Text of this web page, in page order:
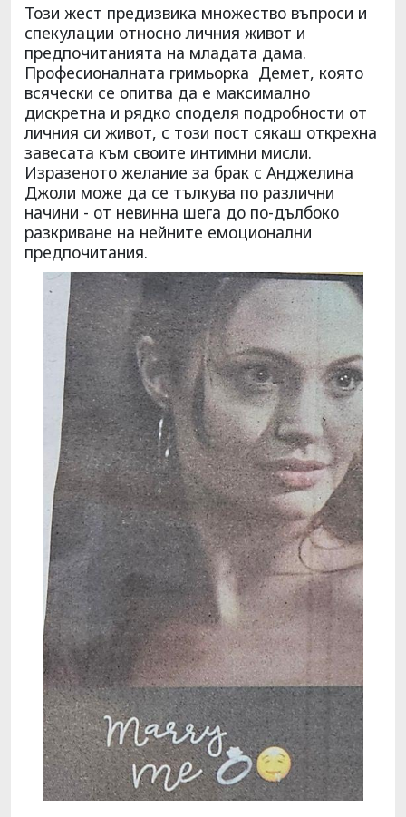
Този жест предизвика множество въпроси и
спекулации относно личния живот и
предпочитанията на младата дама.
Професионалната гримьорка Демет, която
всячески се опитва да е максимално
дискретна и рядко споделя подробности от
личния си живот, с този пост сякаш открехна
завесата към своите интимни мисли.
Изразеното желание за брак с Анджелина
Джоли може да се тълкува по различни
начини - от невинна шега до по-дълбоко
разкриване на нейните емоционални
предпочитания.